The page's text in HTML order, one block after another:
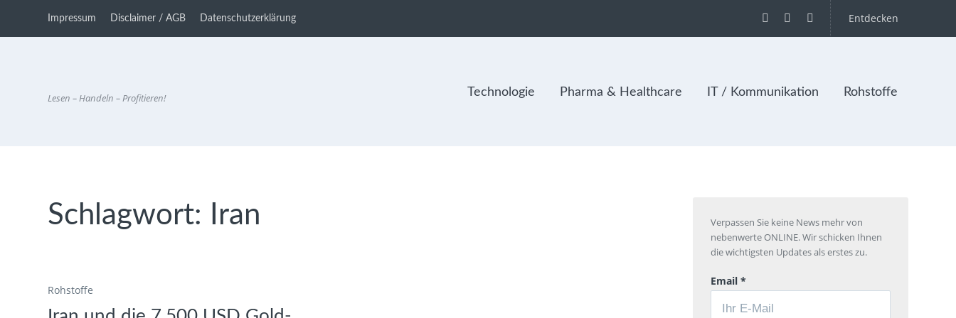
Impressum Disclaimer / AGB Datenschutzerklärung Entdecken
Lesen – Handeln – Profitieren! Technologie Pharma & Healthcare IT / Kommunikation Rohstoffe
Schlagwort: Iran
Rohstoffe
Verpassen Sie keine News mehr von
nebenwerte ONLINE. Wir schicken Ihnen
die wichtigsten Updates als erstes zu.
Email *